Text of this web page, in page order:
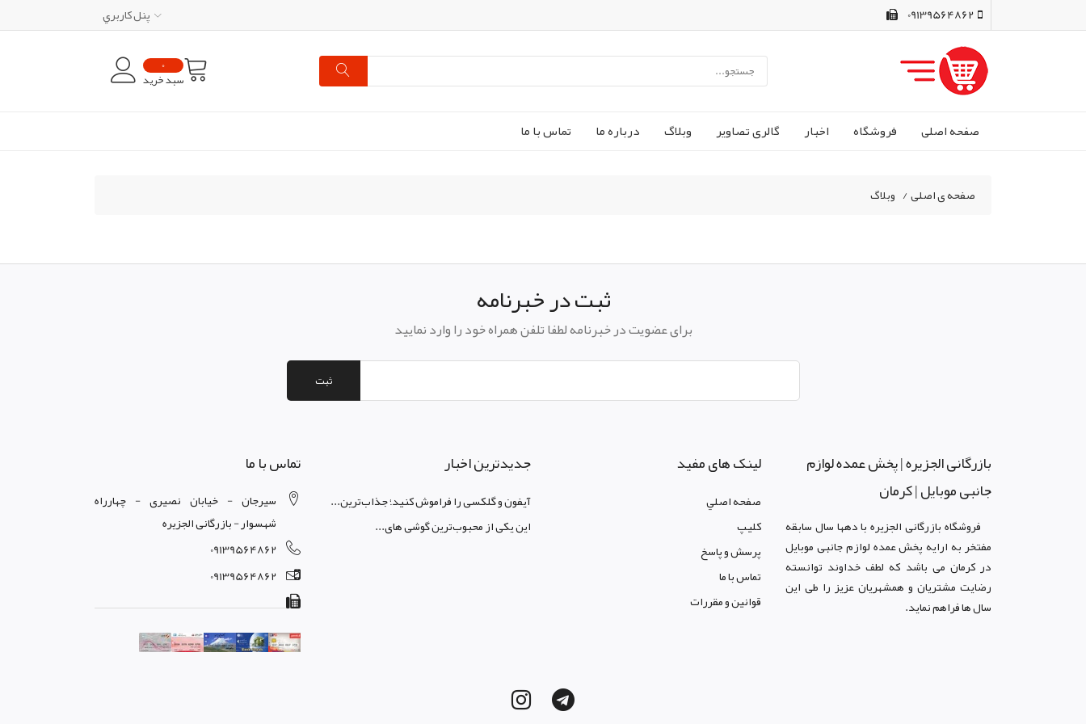
09139564862 پنل کاربري
0
سبد خرید
صفحه اصلی فروشگاه اخبار گالری تصاوير وبلاگ درباره ما تماس با ما
صفحه ی اصلی/ وبلاگ
ثبت در خبرنامه
برای عضویت در خبرنامه لطفا تلفن همراه خود را وارد نمایید
ثبت
بازرگانی الجزيره | پخش عمده لوازم
جانبی موبایل | کرمان
فروشگاه بازرگانی الجزيره با دهها سال سابقه
مفتخر به ارايه پخش عمده لوازم جانبی موبایل
در کرمان می باشد که لطف خداوند توانسته
رضايت مشتريان و همشهريان عزيز را طی اين
سال ها فراهم نمايد.
لینک های مفید
صفحه اصلي
کليپ
پرسش و پاسخ
تماس با ما
قوانين و مقررات
جدیدترین اخبار
آیفون و گلکسی را فراموش کنید؛ جذاب‌ترین...
این یکی از محبوب‌ترین گوشی های...
تماس با ما
سیرجان - خیابان نصیری - چهارراه
شهسوار - بازرگانی الجزیره
09139564862
09139564862